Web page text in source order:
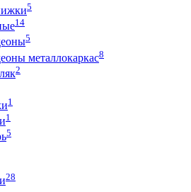
5
14
5
металлокаркас8
2
1
1
5
28